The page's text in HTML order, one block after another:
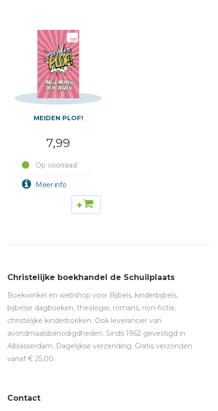
MEIDEN PLOF!
7,99
Op voorraad
+
Christelijke boekhandel de Schuilplaats
Boekwinkel en webshop voor Bijbels, kinderbijbels,
bijbelse dagboeken, theologie, romans, non-fictie,
christelijke kinderboeken. Ook leverancier van
avondmaalsbenodigdheden. Sinds 1962 gevestigd in
Alblasserdam. Dagelijkse verzending. Gratis verzonden
vanaf € 25,00.
Contact